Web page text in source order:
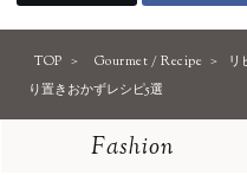
TOP Gourmet / Recipe
リ
り置きおかずレシピ5選
Fashion